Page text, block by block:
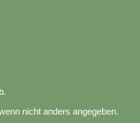
nicht anders angegeben.